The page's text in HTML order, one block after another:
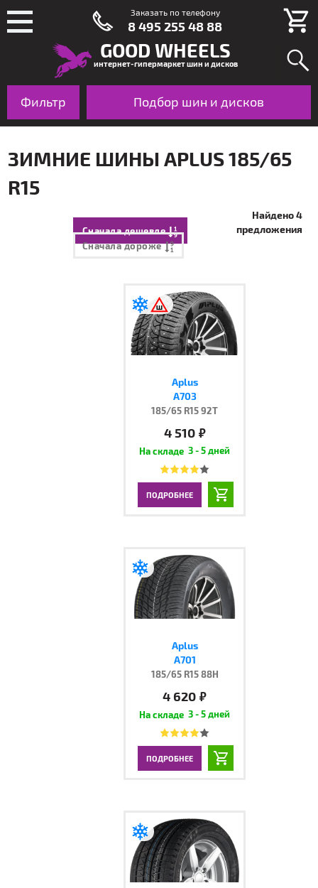
GOOD WHEELS
интернет-гипермаркет шин и дисков
Подбор шин и дисков
Фильтр Шины Диски По авто
ЗИМНИЕ ШИНЫ APLUS 185/65
R15
Сначала дешевле
Сначала дороже
Найдено 4
предложения
Aplus
A703
185/65 R15 92T
4 510 руб.
3 - 5 дней
ПОДРОБНЕЕ
Aplus
A701
185/65 R15 88H
4 620 руб.
3 - 5 дней
ПОДРОБНЕЕ
Заказать по телефону
8 495 255 48 88